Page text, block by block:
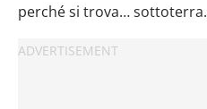
perché si trova… sottoterra.